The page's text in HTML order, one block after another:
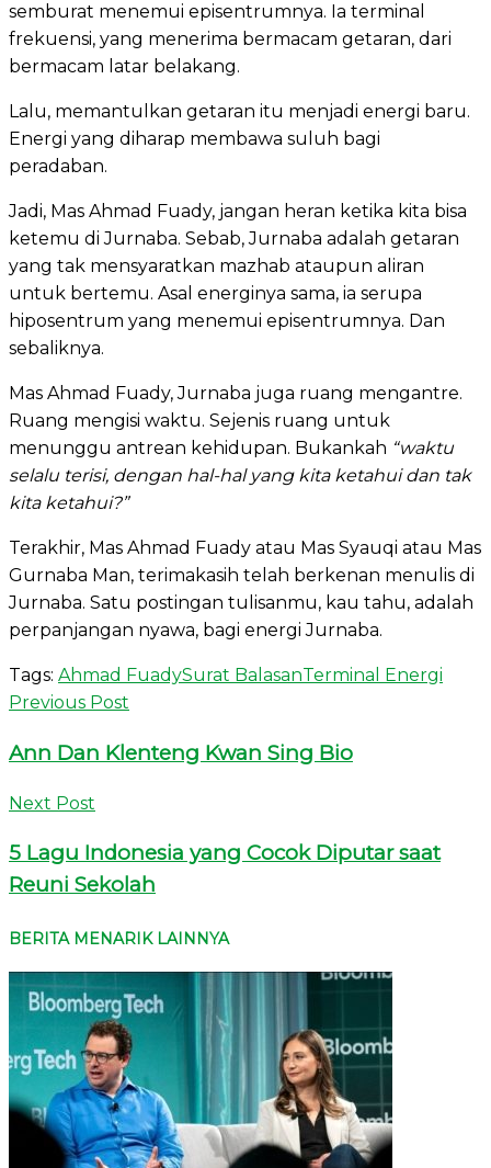
semburat menemui episentrumnya. Ia terminal
frekuensi, yang menerima bermacam getaran, dari
bermacam latar belakang.
Lalu, memantulkan getaran itu menjadi energi baru.
Energi yang diharap membawa suluh bagi
peradaban.
Jadi, Mas Ahmad Fuady, jangan heran ketika kita bisa
ketemu di Jurnaba. Sebab, Jurnaba adalah getaran
yang tak mensyaratkan mazhab ataupun aliran
untuk bertemu. Asal energinya sama, ia serupa
hiposentrum yang menemui episentrumnya. Dan
sebaliknya.
Mas Ahmad Fuady, Jurnaba juga ruang mengantre.
Ruang mengisi waktu. Sejenis ruang untuk
menunggu antrean kehidupan. Bukankah “waktu
selalu terisi, dengan hal-hal yang kita ketahui dan tak
kita ketahui?”
Terakhir, Mas Ahmad Fuady atau Mas Syauqi atau Mas
Gurnaba Man, terimakasih telah berkenan menulis di
Jurnaba. Satu postingan tulisanmu, kau tahu, adalah
perpanjangan nyawa, bagi energi Jurnaba.
Tags: Ahmad FuadySurat BalasanTerminal Energi
Previous Post
Ann Dan Klenteng Kwan Sing Bio
Next Post
5 Lagu Indonesia yang Cocok Diputar saat
Reuni Sekolah
BERITA MENARIK LAINNYA